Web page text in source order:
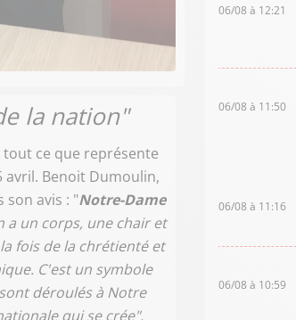
la nation"
ce que représente
avril. Benoit Dumoulin,
son avis : "Notre-Dame
a un corps, une chair et
fois de la chrétienté et
C'est un symbole
déroulés à Notre
qui se crée".
06/08 à 12:21
06/08 à 11:50
06/08 à 11:16
06/08 à 10:59